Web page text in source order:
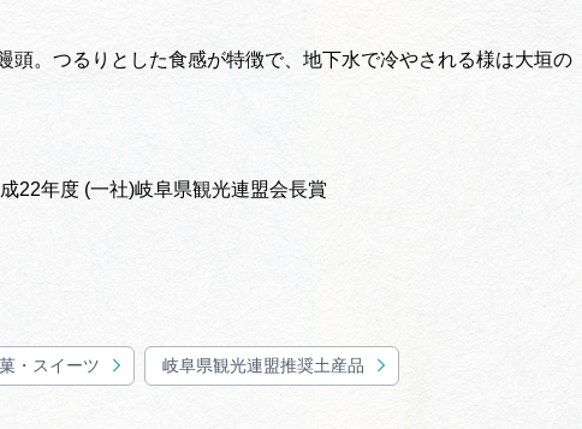
運営組織
頭。つるりとした食感が特徴で、地下水で冷やされる様は大垣の
22年度 (一社)岐阜県観光連盟会長賞
・スイーツ 岐阜県観光連盟推奨土産品